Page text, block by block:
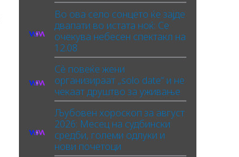
Во ова село сонцето ќе зајде
двапати во истата ноќ: Се
очекува небесен спектакл на
12.08
Сè повеќе жени
организираат „solo date“ и не
чекаат друштво за уживање
Љубовен хороскоп за август
2026: Месец на судбински
средби, големи одлуки и
нови почетоци